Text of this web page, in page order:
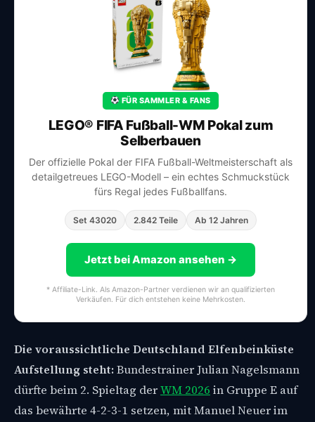
FÜR SAMMLER & FANS
LEGO® FIFA Fußball-WM Pokal zum
Selberbauen
Der offizielle Pokal der FIFA Fußball-Weltmeisterschaft als
detailgetreues LEGO-Modell – ein echtes Schmuckstück
fürs Regal jedes Fußballfans.
Set 43020 2.842 Teile Ab 12 Jahren
Jetzt bei Amazon ansehen →
* Affiliate-Link. Als Amazon-Partner verdienen wir an qualifizierten
Verkäufen. Für dich entstehen keine Mehrkosten.
Die voraussichtliche Deutschland Elfenbeinküste
Aufstellung steht:Bundestrainer Julian Nagelsmann
dürfte beim 2. Spieltag derWM 2026 in Gruppe E auf
das bewährte 4-2-3-1 setzen, mit Manuel Neuer im